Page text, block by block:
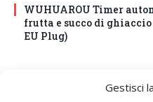
Gestisci
WUHUAROU Timer
frutta e succo di
EU Plug)